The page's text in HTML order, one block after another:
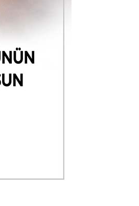
NOKTA: ARA ÖĞÜNLER
Konuk Yazar
Temiz enerji ve gelecek
mücadelesi